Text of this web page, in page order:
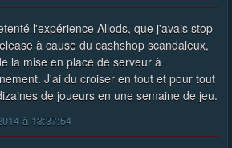
l'expérience Allods, que j'avais stop
à cause du cashshop scandaleux,
la mise en place de serveur à
J'ai du croiser en tout et pour tout
de joueurs en une semaine de jeu.
à 13:37:54